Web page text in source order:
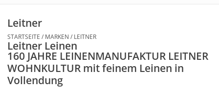
Tag & Nachtwäsche
Freizeit-Hausanzüge
Leitner
STARTSEITE / MARKEN / LEITNER
Leitner Leinen
160 JAHRE LEINENMANUFAKTUR LEITNER
WOHNKULTUR mit feinem Leinen in
Vollendung